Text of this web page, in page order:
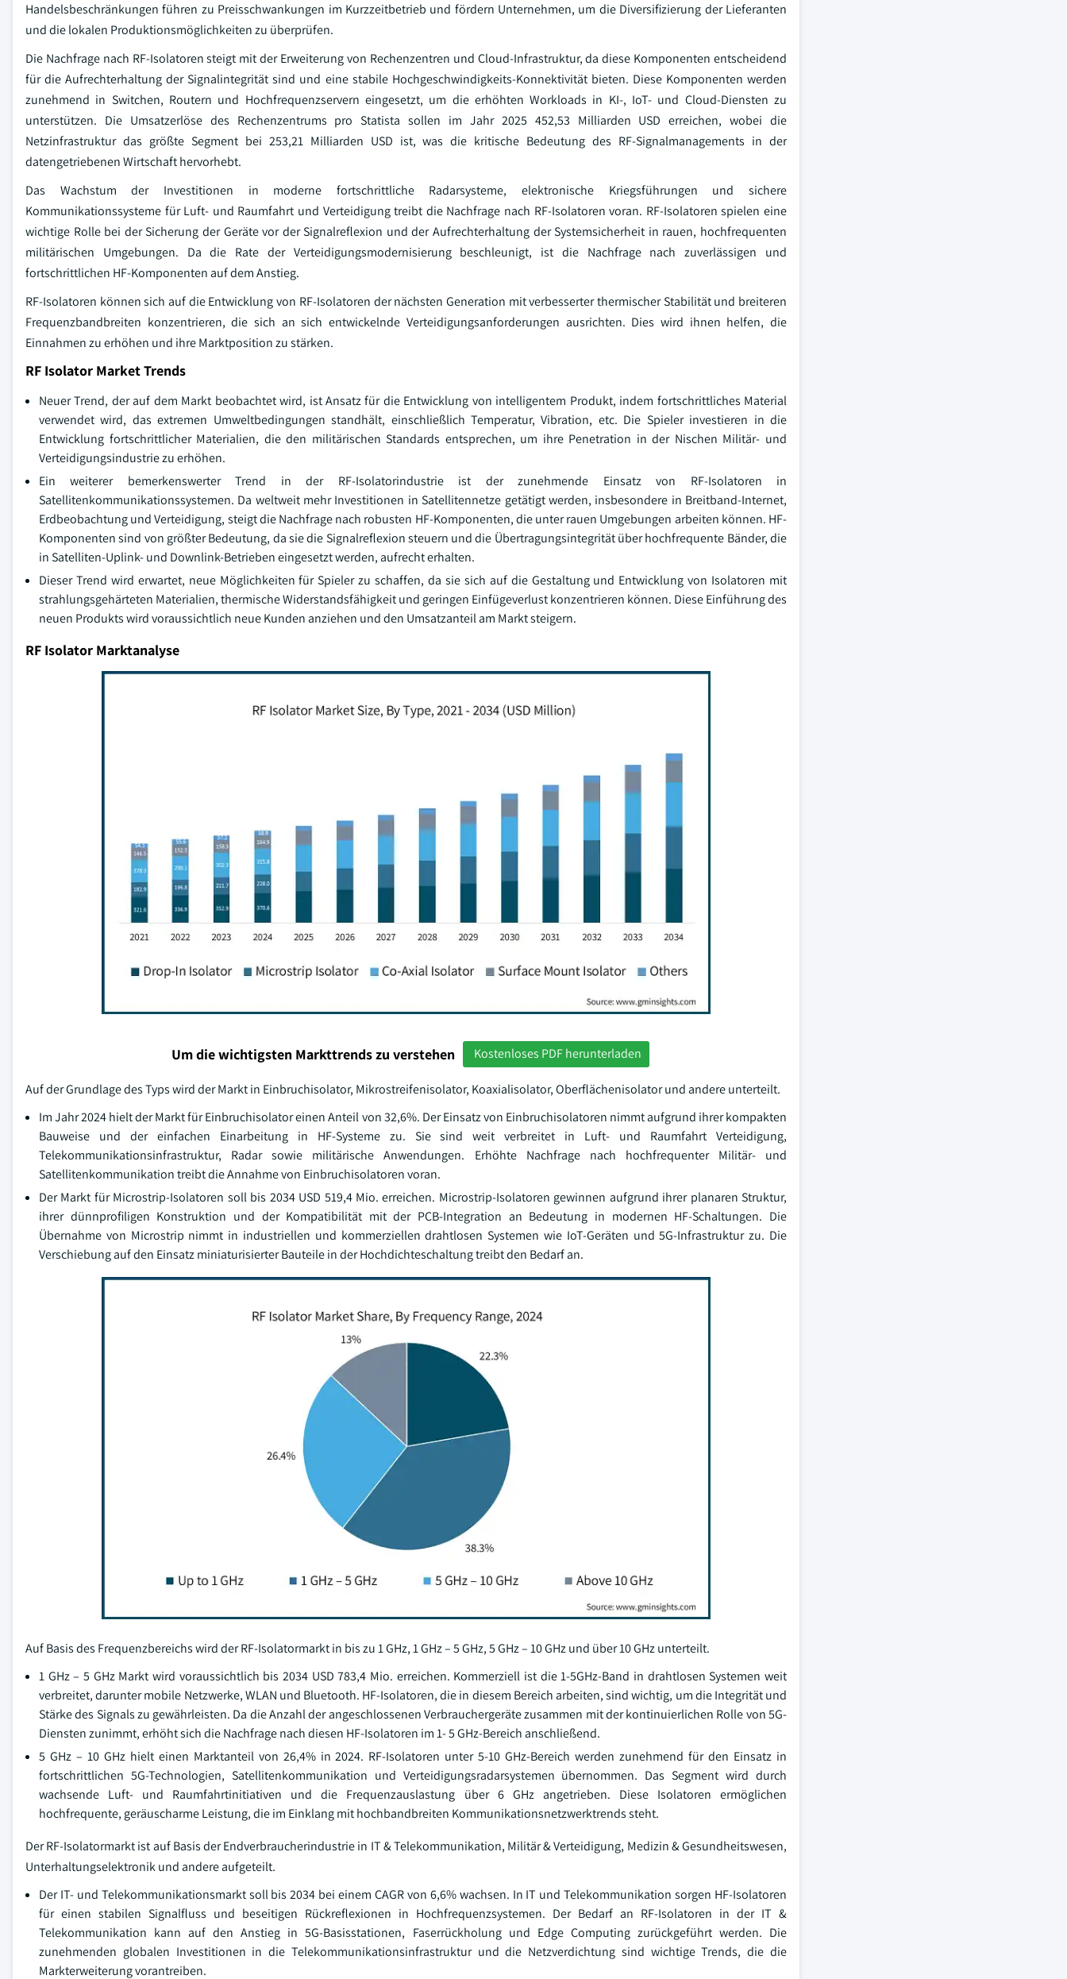
Handelsbeschränkungen führen zu Preisschwankungen im Kurzzeitbetrieb und fördern Unternehmen, um die Diversifizierung der Lieferanten
und die lokalen Produktionsmöglichkeiten zu überprüfen.
Die Nachfrage nach RF-Isolatoren steigt mit der Erweiterung von Rechenzentren und Cloud-Infrastruktur, da diese Komponenten entscheidend
für die Aufrechterhaltung der Signalintegrität sind und eine stabile Hochgeschwindigkeits-Konnektivität bieten. Diese Komponenten werden
zunehmend in Switchen, Routern und Hochfrequenzservern eingesetzt, um die erhöhten Workloads in KI-, IoT- und Cloud-Diensten zu
unterstützen. Die Umsatzerlöse des Rechenzentrums pro Statista sollen im Jahr 2025 452,53 Milliarden USD erreichen, wobei die
Netzinfrastruktur das größte Segment bei 253,21 Milliarden USD ist, was die kritische Bedeutung des RF-Signalmanagements in der
datengetriebenen Wirtschaft hervorhebt.
Das Wachstum der Investitionen in moderne fortschrittliche Radarsysteme, elektronische Kriegsführungen und sichere
Kommunikationssysteme für Luft- und Raumfahrt und Verteidigung treibt die Nachfrage nach RF-Isolatoren voran. RF-Isolatoren spielen eine
wichtige Rolle bei der Sicherung der Geräte vor der Signalreflexion und der Aufrechterhaltung der Systemsicherheit in rauen, hochfrequenten
militärischen Umgebungen. Da die Rate der Verteidigungsmodernisierung beschleunigt, ist die Nachfrage nach zuverlässigen und
fortschrittlichen HF-Komponenten auf dem Anstieg.
RF-Isolatoren können sich auf die Entwicklung von RF-Isolatoren der nächsten Generation mit verbesserter thermischer Stabilität und breiteren
Frequenzbandbreiten konzentrieren, die sich an sich entwickelnde Verteidigungsanforderungen ausrichten. Dies wird ihnen helfen, die
Einnahmen zu erhöhen und ihre Marktposition zu stärken.
RF Isolator Market Trends
Neuer Trend, der auf dem Markt beobachtet wird, ist Ansatz für die Entwicklung von intelligentem Produkt, indem fortschrittliches Material
verwendet wird, das extremen Umweltbedingungen standhält, einschließlich Temperatur, Vibration, etc. Die Spieler investieren in die
Entwicklung fortschrittlicher Materialien, die den militärischen Standards entsprechen, um ihre Penetration in der Nischen Militär- und
Verteidigungsindustrie zu erhöhen.
Ein weiterer bemerkenswerter Trend in der RF-Isolatorindustrie ist der zunehmende Einsatz von RF-Isolatoren in
Satellitenkommunikationssystemen. Da weltweit mehr Investitionen in Satellitennetze getätigt werden, insbesondere in Breitband-Internet,
Erdbeobachtung und Verteidigung, steigt die Nachfrage nach robusten HF-Komponenten, die unter rauen Umgebungen arbeiten können. HF-
Komponenten sind von größter Bedeutung, da sie die Signalreflexion steuern und die Übertragungsintegrität über hochfrequente Bänder, die
in Satelliten-Uplink- und Downlink-Betrieben eingesetzt werden, aufrecht erhalten.
Dieser Trend wird erwartet, neue Möglichkeiten für Spieler zu schaffen, da sie sich auf die Gestaltung und Entwicklung von Isolatoren mit
strahlungsgehärteten Materialien, thermische Widerstandsfähigkeit und geringen Einfügeverlust konzentrieren können. Diese Einführung des
neuen Produkts wird voraussichtlich neue Kunden anziehen und den Umsatzanteil am Markt steigern.
RF Isolator Marktanalyse
Um die wichtigsten Markttrends zu verstehen Kostenloses PDF herunterladen
Auf der Grundlage des Typs wird der Markt in Einbruchisolator, Mikrostreifenisolator, Koaxialisolator, Oberflächenisolator und andere unterteilt.
Im Jahr 2024 hielt der Markt für Einbruchisolator einen Anteil von 32,6%. Der Einsatz von Einbruchisolatoren nimmt aufgrund ihrer kompakten
Bauweise und der einfachen Einarbeitung in HF-Systeme zu. Sie sind weit verbreitet in Luft- und Raumfahrt Verteidigung,
Telekommunikationsinfrastruktur, Radar sowie militärische Anwendungen. Erhöhte Nachfrage nach hochfrequenter Militär- und
Satellitenkommunikation treibt die Annahme von Einbruchisolatoren voran.
Der Markt für Microstrip-Isolatoren soll bis 2034 USD 519,4 Mio. erreichen. Microstrip-Isolatoren gewinnen aufgrund ihrer planaren Struktur,
ihrer dünnprofiligen Konstruktion und der Kompatibilität mit der PCB-Integration an Bedeutung in modernen HF-Schaltungen. Die
Übernahme von Microstrip nimmt in industriellen und kommerziellen drahtlosen Systemen wie IoT-Geräten und 5G-Infrastruktur zu. Die
Verschiebung auf den Einsatz miniaturisierter Bauteile in der Hochdichteschaltung treibt den Bedarf an.
Auf Basis des Frequenzbereichs wird der RF-Isolatormarkt in bis zu 1 GHz, 1 GHz – 5 GHz, 5 GHz – 10 GHz und über 10 GHz unterteilt.
1 GHz – 5 GHz Markt wird voraussichtlich bis 2034 USD 783,4 Mio. erreichen. Kommerziell ist die 1-5GHz-Band in drahtlosen Systemen weit
verbreitet, darunter mobile Netzwerke, WLAN und Bluetooth. HF-Isolatoren, die in diesem Bereich arbeiten, sind wichtig, um die Integrität und
Stärke des Signals zu gewährleisten. Da die Anzahl der angeschlossenen Verbrauchergeräte zusammen mit der kontinuierlichen Rolle von 5G-
Diensten zunimmt, erhöht sich die Nachfrage nach diesen HF-Isolatoren im 1- 5 GHz-Bereich anschließend.
5 GHz – 10 GHz hielt einen Marktanteil von 26,4% in 2024. RF-Isolatoren unter 5-10 GHz-Bereich werden zunehmend für den Einsatz in
fortschrittlichen 5G-Technologien, Satellitenkommunikation und Verteidigungsradarsystemen übernommen. Das Segment wird durch
wachsende Luft- und Raumfahrtinitiativen und die Frequenzauslastung über 6 GHz angetrieben. Diese Isolatoren ermöglichen
hochfrequente, geräuscharme Leistung, die im Einklang mit hochbandbreiten Kommunikationsnetzwerktrends steht.
Der RF-Isolatormarkt ist auf Basis der Endverbraucherindustrie in IT & Telekommunikation, Militär & Verteidigung, Medizin & Gesundheitswesen,
Unterhaltungselektronik und andere aufgeteilt.
Der IT- und Telekommunikationsmarkt soll bis 2034 bei einem CAGR von 6,6% wachsen. In IT und Telekommunikation sorgen HF-Isolatoren
für einen stabilen Signalfluss und beseitigen Rückreflexionen in Hochfrequenzsystemen. Der Bedarf an RF-Isolatoren in der IT &
Telekommunikation kann auf den Anstieg in 5G-Basisstationen, Faserrückholung und Edge Computing zurückgeführt werden. Die
zunehmenden globalen Investitionen in die Telekommunikationsinfrastruktur und die Netzverdichtung sind wichtige Trends, die die
Markterweiterung vorantreiben.